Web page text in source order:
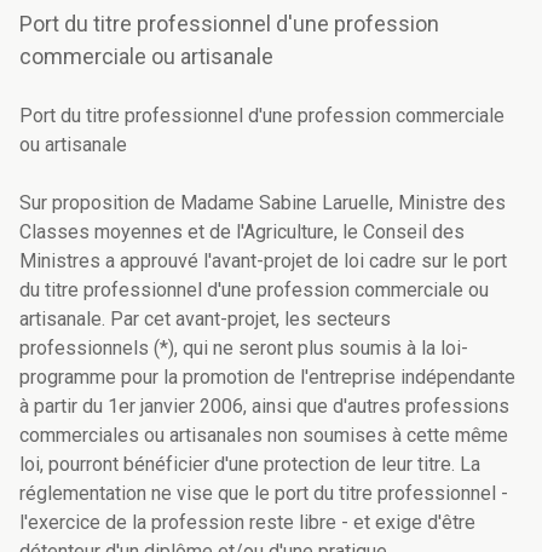
Port du titre professionnel d'une profession
commerciale ou artisanale
Port du titre professionnel d'une profession commerciale
ou artisanale
Sur proposition de Madame Sabine Laruelle, Ministre des
Classes moyennes et de l'Agriculture, le Conseil des
Ministres a approuvé l'avant-projet de loi cadre sur le port
du titre professionnel d'une profession commerciale ou
artisanale. Par cet avant-projet, les secteurs
professionnels (*), qui ne seront plus soumis à la loi-
programme pour la promotion de l'entreprise indépendante
à partir du 1er janvier 2006, ainsi que d'autres professions
commerciales ou artisanales non soumises à cette même
loi, pourront bénéficier d'une protection de leur titre. La
réglementation ne vise que le port du titre professionnel -
l'exercice de la profession reste libre - et exige d'être